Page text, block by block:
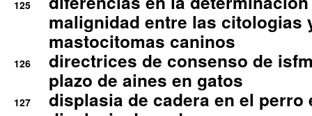
125
malignidad entre las citologias
mastocitomas caninos
126
directrices de consenso de
plazo de aines en gatos
127 displasia de cadera en el perro